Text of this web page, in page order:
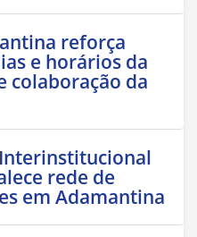
reforça
e horários da
colaboração da
rede de
em Adamantina